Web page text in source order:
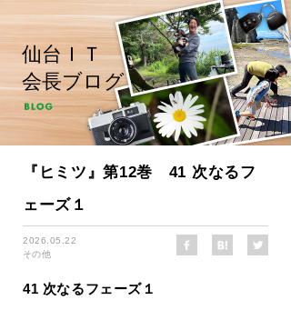
仙台ＩＴ
会長ブログ
『ヒミツ』第12巻 41 次なるフ
ェーズ１
2026.05.22
その他
41 次なるフェーズ１